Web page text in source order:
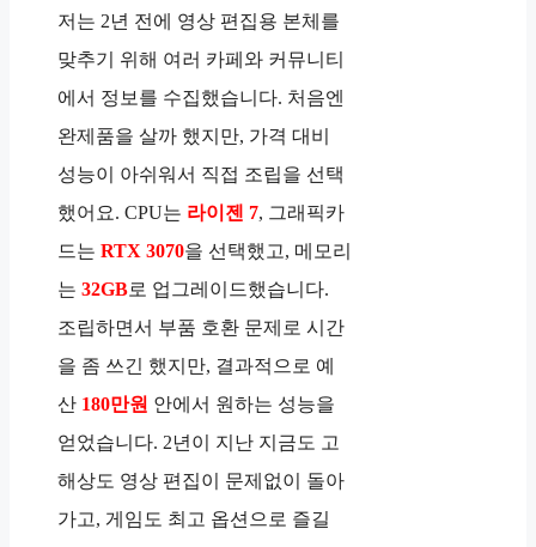
저는 2년 전에 영상 편집용 본체를
맞추기 위해 여러 카페와 커뮤니티
에서 정보를 수집했습니다. 처음엔
완제품을 살까 했지만, 가격 대비
성능이 아쉬워서 직접 조립을 선택
했어요. CPU는 라이젠 7, 그래픽카
드는 RTX 3070을 선택했고, 메모리
는 32GB로 업그레이드했습니다.
조립하면서 부품 호환 문제로 시간
을 좀 쓰긴 했지만, 결과적으로 예
산 180만원 안에서 원하는 성능을
얻었습니다. 2년이 지난 지금도 고
해상도 영상 편집이 문제없이 돌아
가고, 게임도 최고 옵션으로 즐길